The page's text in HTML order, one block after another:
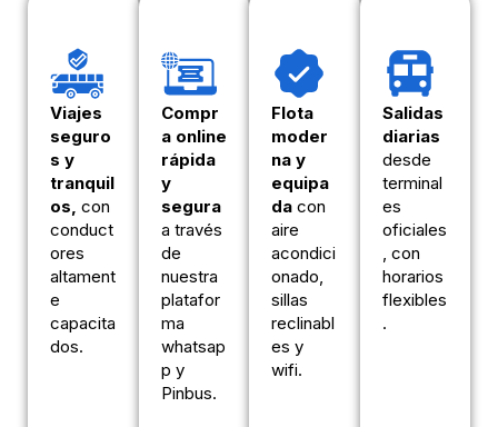
Viajes
seguro
s y
tranquil
os, con
conduct
ores
altament
e
capacita
dos.
Compr
a online
rápida
y
segura
a través
de
nuestra
platafor
ma
whatsap
p y
Pinbus.
Flota
moder
na y
equipa
da con
aire
acondici
onado,
sillas
reclinabl
es y
wifi.
Salidas
diarias
desde
terminal
es
oficiales
, con
horarios
flexibles
.